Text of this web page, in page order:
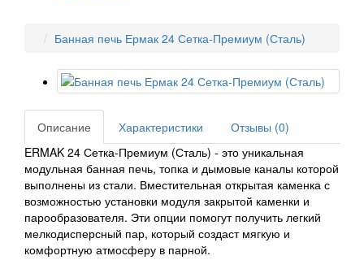
Банная печь Ермак 24 Сетка-Премиум (Сталь)
Описание Характеристики
Отзывы (0)
ERMAK 24 Сетка-Премиум (Сталь) - это уникальная
модульная банная печь, топка и дымовые каналы которой
выполнены из стали. Вместительная открытая каменка с
возможностью установки модуля закрытой каменки и
парообразователя. Эти опции помогут получить легкий
мелкодисперсный пар, который создаст мягкую и
комфортную атмосферу в парной.